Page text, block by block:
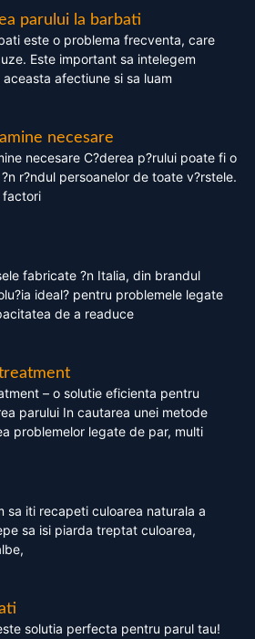
parului la barbati
este o problema frecventa, care
Este important sa intelegem
afectiune si sa luam
necesare
necesare C?derea p?rului poate fi o
r?ndul persoanelor de toate v?rstele.
factori
fabricate ?n Italia, din brandul
ideal? pentru problemele legate
de a readuce
– o solutie eficienta pentru
parului In cautarea unei metode
problemelor legate de par, multi
sa iti recapeti culoarea naturala a
sa isi piarda treptat culoarea,
solutia perfecta pentru parul tau!